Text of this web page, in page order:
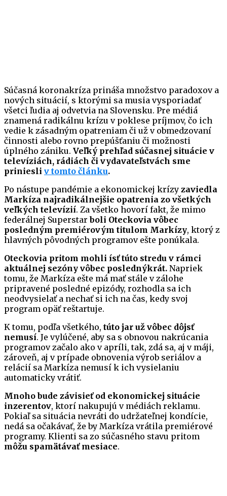
Súčasná koronakríza prináša množstvo paradoxov a
nových situácií, s ktorými sa musia vysporiadať
všetci ľudia aj odvetvia na Slovensku. Pre médiá
znamená radikálnu krízu v poklese príjmov, čo ich
vedie k zásadným opatreniam či už v obmedzovaní
činnosti alebo rovno prepúšťaniu či možnosti
úplného zániku. Veľký prehľad súčasnej situácie v
televíziách, rádiách či vydavateľstvách sme
priniesli v tomto článku.
Po nástupe pandémie a ekonomickej krízy zaviedla
Markíza najradikálnejšie opatrenia zo všetkých
veľkých televízií. Za všetko hovorí fakt, že mimo
federálnej Superstarboli Oteckovia vôbec
posledným premiérovým titulom Markízy, ktorý z
hlavných pôvodných programov ešte ponúkala.
Oteckovia pritom mohli ísť túto stredu v rámci
aktuálnej sezóny vôbec poslednýkrát. Napriek
tomu, že Markíza ešte má mať stále v zálohe
pripravené posledné epizódy, rozhodla sa ich
neodvysielať a nechať si ich na čas, kedy svoj
program opäť reštartuje.
K tomu, podľa všetkého, túto jar už vôbec dôjsť
nemusí. Je vylúčené, aby sa s obnovou nakrúcania
programov začalo ako v apríli, tak, zdá sa, aj v máji,
zároveň, aj v prípade obnovenia výrob seriálov a
relácií sa Markíza nemusí k ich vysielaniu
automaticky vrátiť.
Mnoho bude závisieť od ekonomickej situácie
inzerentov, ktorí nakupujú v médiách reklamu.
Pokiaľ sa situácia nevráti do udržateľnej kondície,
nedá sa očakávať, že by Markíza vrátila premiérové
programy. Klienti sa zo súčasného stavu pritom
môžu spamätávať mesiace.